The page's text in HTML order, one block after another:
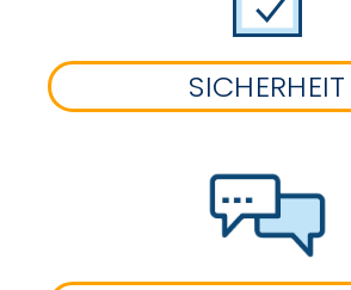
SICHERHEIT